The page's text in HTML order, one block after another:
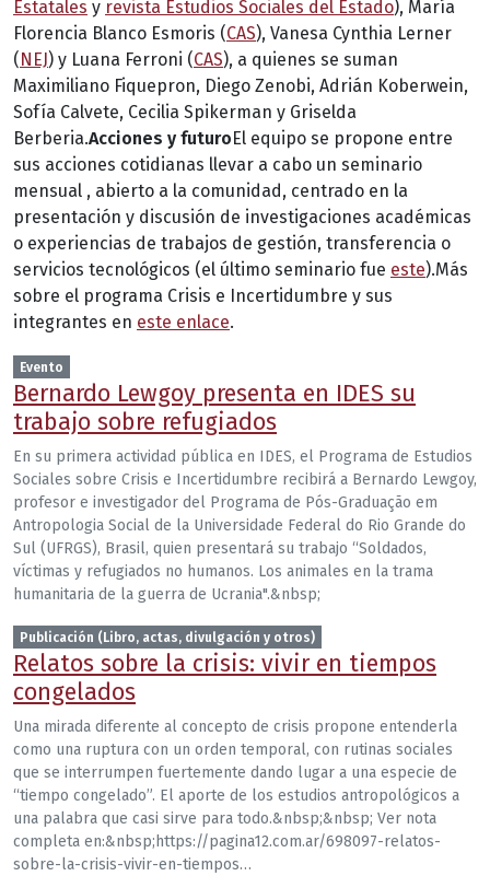
Estatales y revista Estudios Sociales del Estado), María
Florencia Blanco Esmoris (CAS), Vanesa Cynthia Lerner
(NEJ) y Luana Ferroni (CAS), a quienes se suman
Maximiliano Fiquepron, Diego Zenobi, Adrián Koberwein,
Sofía Calvete, Cecilia Spikerman y Griselda
Berberia.Acciones y futuroEl equipo se propone entre
sus acciones cotidianas llevar a cabo un seminario
mensual , abierto a la comunidad, centrado en la
presentación y discusión de investigaciones académicas
o experiencias de trabajos de gestión, transferencia o
servicios tecnológicos (el último seminario fue este).Más
sobre el programa Crisis e Incertidumbre y sus
integrantes en este enlace.
Evento
Bernardo Lewgoy presenta en IDES su
trabajo sobre refugiados
En su primera actividad pública en IDES, el Programa de Estudios
Sociales sobre Crisis e Incertidumbre recibirá a Bernardo Lewgoy,
profesor e investigador del Programa de Pós-Graduação em
Antropologia Social de la Universidade Federal do Rio Grande do
Sul (UFRGS), Brasil, quien presentará su trabajo “Soldados,
víctimas y refugiados no humanos. Los animales en la trama
humanitaria de la guerra de Ucrania".&nbsp;
Publicación (Libro, actas, divulgación y otros)
Relatos sobre la crisis: vivir en tiempos
congelados
Una mirada diferente al concepto de crisis propone entenderla
como una ruptura con un orden temporal, con rutinas sociales
que se interrumpen fuertemente dando lugar a una especie de
“tiempo congelado”. El aporte de los estudios antropológicos a
una palabra que casi sirve para todo.&nbsp;&nbsp; Ver nota
completa en:&nbsp;https://pagina12.com.ar/698097-relatos-
sobre-la-crisis-vivir-en-tiempos…